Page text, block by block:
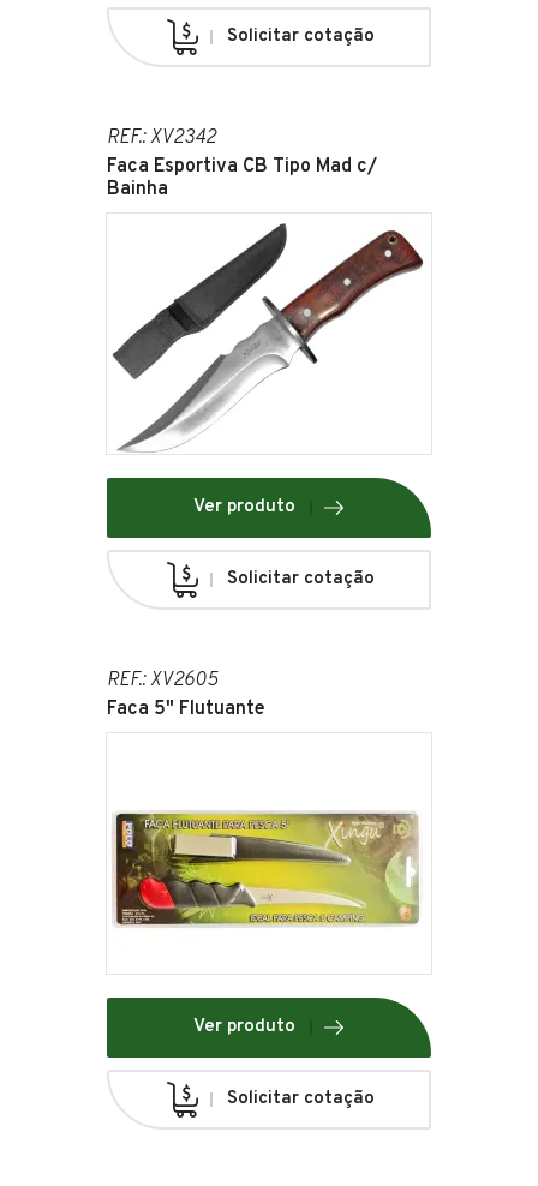
Solicitar cotação
REF.: XV2342
Faca Esportiva CB Tipo Mad c/
Bainha
Ver produto
Solicitar cotação
REF.: XV2605
Faca 5" Flutuante
Ver produto
Solicitar cotação